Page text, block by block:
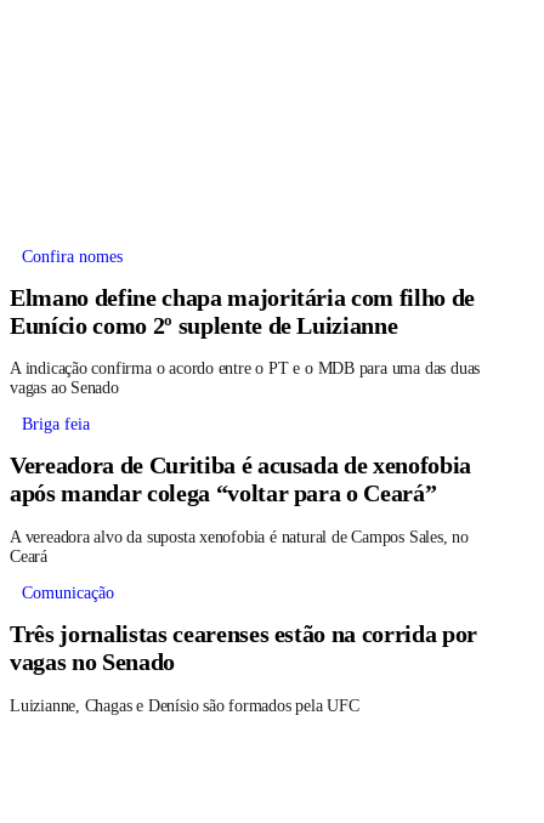
Confira nomes
Elmano define chapa majoritária com filho de
Eunício como 2º suplente de Luizianne
A indicação confirma o acordo entre o PT e o MDB para uma das duas
vagas ao Senado
Briga feia
Vereadora de Curitiba é acusada de xenofobia
após mandar colega “voltar para o Ceará”
A vereadora alvo da suposta xenofobia é natural de Campos Sales, no
Ceará
Comunicação
Três jornalistas cearenses estão na corrida por
vagas no Senado
Luizianne, Chagas e Denísio são formados pela UFC